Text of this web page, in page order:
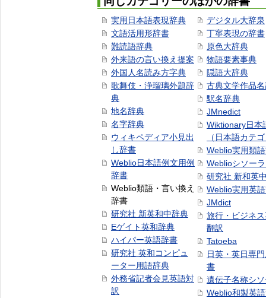
実用日本語表現辞典
文語活用形辞書
難読語辞典
外来語の言い換え提案
外国人名読み方字典
歌舞伎・浄瑠璃外題辞
典
地名辞典
名字辞典
ウィキペディア小見出
し辞書
Weblio日本語例文用例
辞書
Weblio類語・言い換え
辞書
研究社 新英和中辞典
Eゲイト英和辞典
ハイパー英語辞書
研究社 英和コンピュ
ーター用語辞典
外務省記者会見英語対
訳
デジタル大辞泉
丁寧表現の辞書
原色大辞典
物語要素事典
隠語大辞典
古典文学作品
駅名辞典
JMnedict
Wiktionary日本
（日本語カテ
Weblio実用類
Weblioシソー
研究社 新和英
Weblio実用英
JMdict
旅行・ビジネ
翻訳
Tatoeba
日英・英日専
書
遺伝子名称シ
Weblio和製英